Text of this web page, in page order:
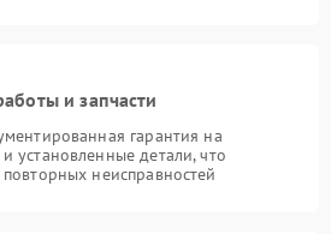
и запчасти
гарантия на
установленные детали, что
неисправностей